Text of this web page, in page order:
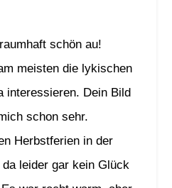
schön au!
meisten die lykischen
interessieren. Dein Bild
schon sehr.
Herbstferien in der
leider gar kein Glück